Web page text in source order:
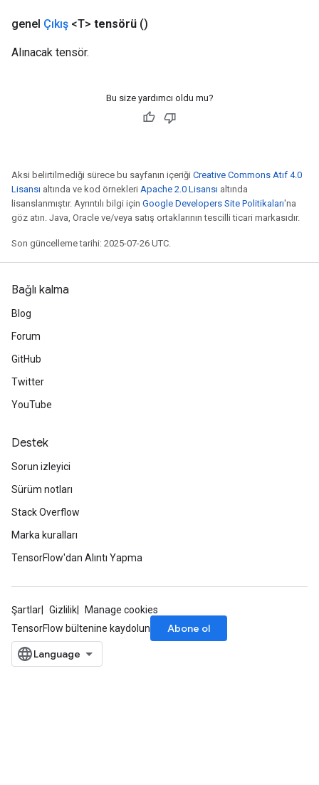
genel Çıkış <T> tensörü ()
Alınacak tensör.
Bu size yardımcı oldu mu?
Aksi belirtilmediği sürece bu sayfanın içeriği Creative Commons Atıf 4.0
Lisansı altında ve kod örnekleri Apache 2.0 Lisansı altında
lisanslanmıştır. Ayrıntılı bilgi için Google Developers Site Politikaları'na
göz atın. Java, Oracle ve/veya satış ortaklarının tescilli ticari markasıdır.
Son güncelleme tarihi: 2025-07-26 UTC.
Bağlı kalma
Blog
Forum
GitHub
Twitter
YouTube
Destek
Sorun izleyici
Sürüm notları
Stack Overflow
Marka kuralları
TensorFlow'dan Alıntı Yapma
Şartlar Gizlilik
Manage cookies
TensorFlow bültenine kaydolun
Abone ol